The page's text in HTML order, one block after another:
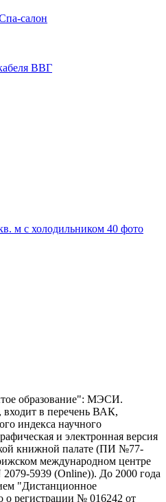
салон
ВВГ
м с холодильником 40 фото
образование": МЭСИ.
входит в перечень ВАК,
индекса научного
и электронная версия
книжной палате (ПИ №77-
международном центре
5939 (Online)). До 2000 года
"Дистанционное
о регистрации № 016242 от